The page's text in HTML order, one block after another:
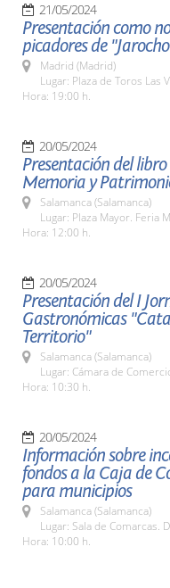
21/05/2024
Presentación como
picadores de
Madrid (Madrid)
Lugar: Plaza de Toros Las
Hora: 19:00 h.
20/05/2024
Presentación del
Memoria y
Salamanca (Salamanca)
Lugar: Plaza Mayor. Feria
Hora: 12:00 h.
20/05/2024
Presentación del I
Gastronómicas
Territorio"
Salamanca (Salamanca)
Lugar: Cámara de
Hora: 10:30 h.
20/05/2024
Información sobre
fondos a la Caja de
para municipios
Salamanca (Salamanca)
Lugar: Sala de Comarcas.
Hora: 10:00 h.